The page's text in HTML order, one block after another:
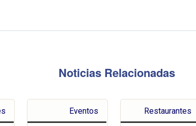
Noticias Relacionadas
Eventos Restaurantes